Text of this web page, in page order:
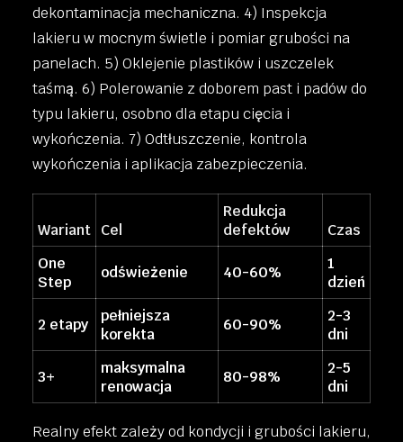
dekontaminacja mechaniczna. 4) Inspekcja
lakieru w mocnym świetle i pomiar grubości na
panelach. 5) Oklejenie plastików i uszczelek
taśmą. 6) Polerowanie z doborem past i padów do
typu lakieru, osobno dla etapu cięcia i
wykończenia. 7) Odtłuszczenie, kontrola
wykończenia i aplikacja zabezpieczenia.
Wariant Cel
Redukcja
defektów
Czas
One
Step
odświeżenie 40-60%
1
dzień
2 etapy
pełniejsza
korekta
60-90%
2-3
dni
3+
maksymalna
renowacja
80-98%
2-5
dni
Realny efekt zależy od kondycji i grubości lakieru,